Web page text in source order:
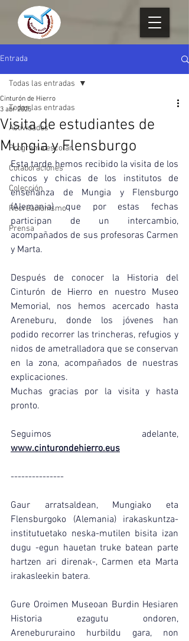
Entrada
Todas las entradas
Actividades
Programa escolar
Colaboraciones
Colección
Recreacionismo
Prensa
Todas las entradas
Visita de estudiantes de
Mungia y Flensburgo
Cinturón de Hierro
3 abr 2025
Esta tarde hemos recibido la visita de los
chicos y chicas de los institutos de
enseñanza de Mungia y Flensburgo
(Alemania) que por estas fechas
participan de un intercambio,
acompañados de sus profesoras Carmen
y Marta.
Después de conocer la Historia del
Cinturón de Hierro en nuestro Museo
Memorial, nos hemos acercado hasta
Areneburu, donde los jóvenes han
podido recorrer las trincheras, refugios y
nidos de ametralladora que se conservan
en la zona, acompañados de nuestras
explicaciones.
Muchas gracias por la visita y hasta
pronto.
www.cinturondehierro.eus
---------------
Gaur arratsaldean, Mungiako eta
Flensburgoko (Alemania) irakaskuntza-
institutuetako neska-mutilen bisita izan
dugu -egun hauetan truke batean parte
hartzen ari direnak-, Carmen eta Marta
irakasleekin batera.
Gure Oroimen Museoan Burdin Hesiaren
Historia ezagutu ondoren,
Arenebururaino hurbildu gara, non